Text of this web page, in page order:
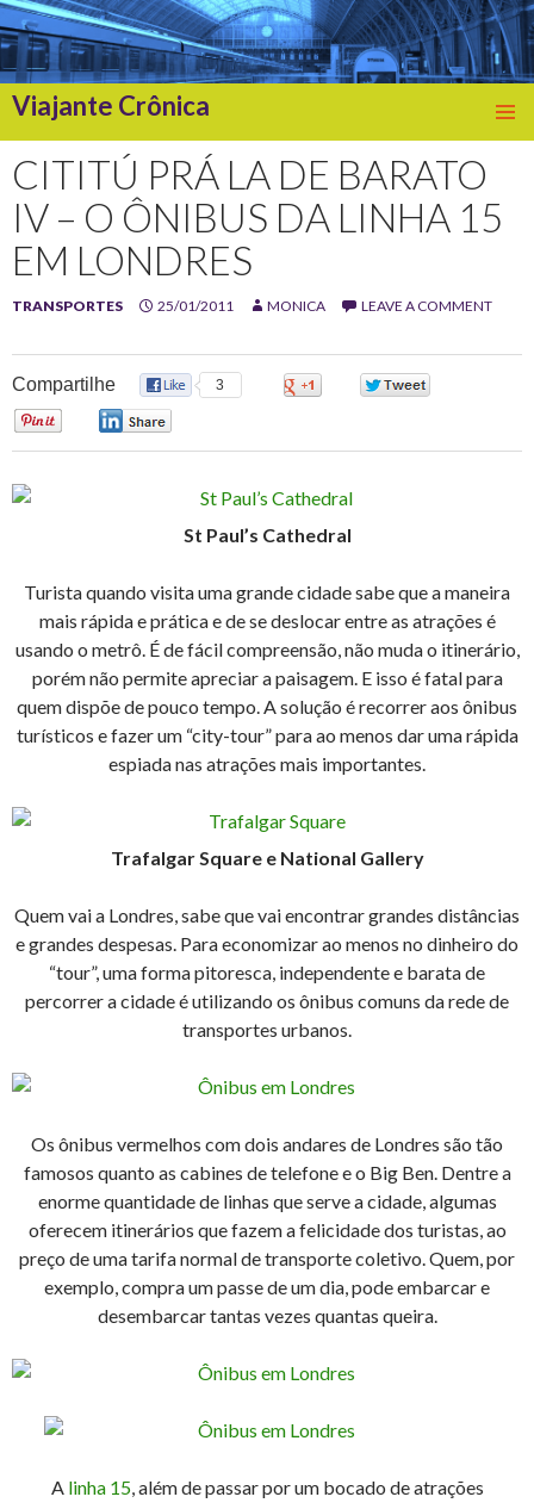
Viajante Crônica
TO
CONTENT
CITITÚ PRÁ LA DE BARATO
IV – O ÔNIBUS DA LINHA 15
EM LONDRES
TRANSPORTES 25/01/2011 MONICA LEAVE A COMMENT
Compartilhe 3
St Paul’s Cathedral
Turista quando visita uma grande cidade sabe que a maneira
mais rápida e prática e de se deslocar entre as atrações é
usando o metrô. É de fácil compreensão, não muda o itinerário,
porém não permite apreciar a paisagem. E isso é fatal para
quem dispõe de pouco tempo. A solução é recorrer aos ônibus
turísticos e fazer um “city-tour” para ao menos dar uma rápida
espiada nas atrações mais importantes.
Trafalgar Square e National Gallery
Quem vai a Londres, sabe que vai encontrar grandes distâncias
e grandes despesas. Para economizar ao menos no dinheiro do
“tour”, uma forma pitoresca, independente e barata de
percorrer a cidade é utilizando os ônibus comuns da rede de
transportes urbanos.
Os ônibus vermelhos com dois andares de Londres são tão
famosos quanto as cabines de telefone e o Big Ben. Dentre a
enorme quantidade de linhas que serve a cidade, algumas
oferecem itinerários que fazem a felicidade dos turistas, ao
preço de uma tarifa normal de transporte coletivo. Quem, por
exemplo, compra um passe de um dia, pode embarcar e
desembarcar tantas vezes quantas queira.
A linha 15, além de passar por um bocado de atrações